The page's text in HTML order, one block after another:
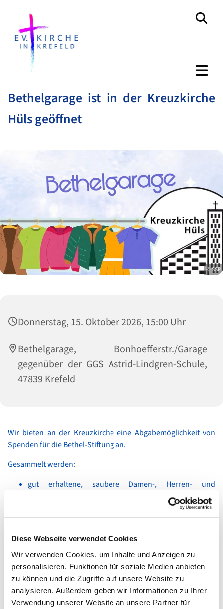
Diese Webseite verwendet Cookies
Wir verwenden Cookies, um Inhalte und Anzeigen zu
personalisieren, Funktionen für soziale Medien anbieten
zu können und die Zugriffe auf unsere Website zu
analysieren. Außerdem geben wir Informationen zu Ihrer
Verwendung unserer Website an unsere Partner für
Bethelgarage ist in der Kreuzkirche
Hüls geöffnet
© SSP
Donnerstag, 15. Oktober 2026, 15:00 Uhr
Bethelgarage, Bonhoefferstr./Garage
gegenüber der GGS Astrid-Lindgren-Schule,
47839 Krefeld
Wir bieten an der Kreuzkirche eine Abgabemöglichkeit von
Spenden für die Bethel-Stiftung an.
Gesammelt werden:
gut erhaltene, saubere Damen-, Herren- und
Tisch-, Bett- und Hauswäsche,
Handtaschen,
tragbare Schuhe (bitte paarweise bündeln!),
Federbetten,
Wolldecken und